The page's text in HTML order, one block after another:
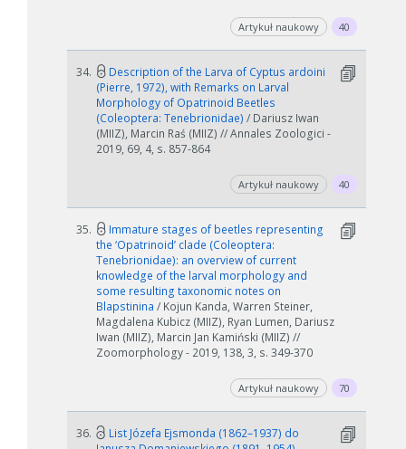
Artykuł naukowy 40
34.
Description of the Larva of Cyptus ardoini
(Pierre, 1972), with Remarks on Larval
Morphology of Opatrinoid Beetles
(Coleoptera: Tenebrionidae) / Dariusz Iwan
(MIIZ), Marcin Raś (MIIZ) // Annales Zoologici -
2019, 69, 4, s. 857-864
Artykuł naukowy 40
35.
Immature stages of beetles representing
the ‘Opatrinoid’ clade (Coleoptera:
Tenebrionidae): an overview of current
knowledge of the larval morphology and
some resulting taxonomic notes on
Blapstinina / Kojun Kanda, Warren Steiner,
Magdalena Kubicz (MIIZ), Ryan Lumen, Dariusz
Iwan (MIIZ), Marcin Jan Kamiński (MIIZ) //
Zoomorphology - 2019, 138, 3, s. 349-370
Artykuł naukowy 70
36.
List Józefa Ejsmonda (1862–1937) do